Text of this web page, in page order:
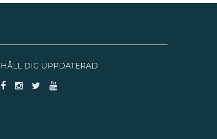
HÅLL DIG UPPDATERAD